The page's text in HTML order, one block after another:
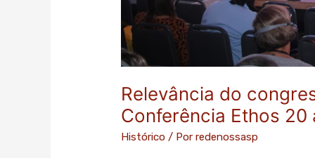
Relevância do
Conferência Ethos 20
Histórico / Porredenossasp
Rio
de
Janeiro